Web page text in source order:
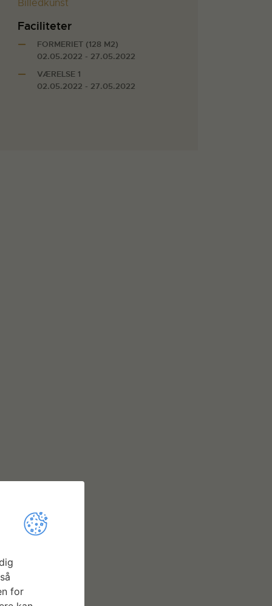
Billedkunst
Faciliteter
FORMERIET (128 M2)
02.05.2022 - 27.05.2022
VÆRELSE 1
02.05.2022 - 27.05.2022
for